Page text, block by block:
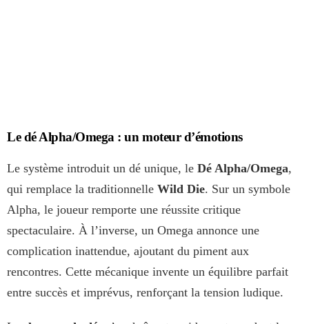
Le dé Alpha/Omega : un moteur d’émotions
Le système introduit un dé unique, le Dé Alpha/Omega,
qui remplace la traditionnelle Wild Die. Sur un symbole
Alpha, le joueur remporte une réussite critique
spectaculaire. À l’inverse, un Omega annonce une
complication inattendue, ajoutant du piment aux
rencontres. Cette mécanique invente un équilibre parfait
entre succès et imprévus, renforçant la tension ludique.